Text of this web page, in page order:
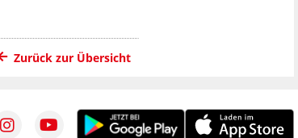
Zurück zur Übersicht